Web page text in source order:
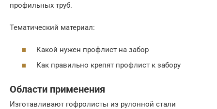
профильных труб.
Тематический материал:
Какой нужен профлист на забор
Как правильно крепят профлист к забору
Области применения
Изготавливают гофролисты из рулонной стали